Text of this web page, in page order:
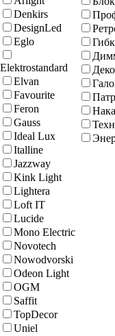
Denkirs
DesignLed
Eglo
Elektrostandard
Elvan
Favourite
Feron
Gauss
Ideal Lux
Italline
Jazzway
Kink Light
Lightera
Loft IT
Lucide
Mono Electric
Novotech
Nowodvorski
Odeon Light
OGM
Saffit
TopDecor
Uniel